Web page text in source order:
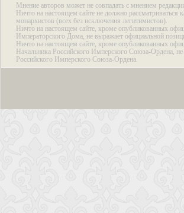
Мнение авторов может не совпадать с мнением
Ничто на настоящем сайте не должно рассматриваться
монархистов (всех без исключения легитимистов).
Ничто на настоящем сайте, кроме опубликованных
Императорского Дома, не выражает официальной
Ничто на настоящем сайте, кроме опубликованных
Начальника Российского Имперского Союза-Ордена,
Российского Имперского Союза-Ордена.